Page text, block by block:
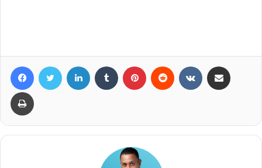
FacebookTwitter LinkedIn Tumblr Pinterest Reddit VKontakte
Imprimir